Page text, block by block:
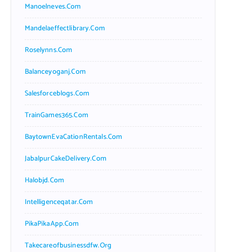
Manoelneves.com
Mandelaeffectlibrary.com
Roselynns.com
Balanceyoganj.com
Salesforceblogs.com
TrainGames365.com
BaytownEvaCationRentals.com
JabalpurCakeDelivery.com
Halobjd.com
Intelligenceqatar.com
PikaPikaApp.com
Takecareofbusinessdfw.org